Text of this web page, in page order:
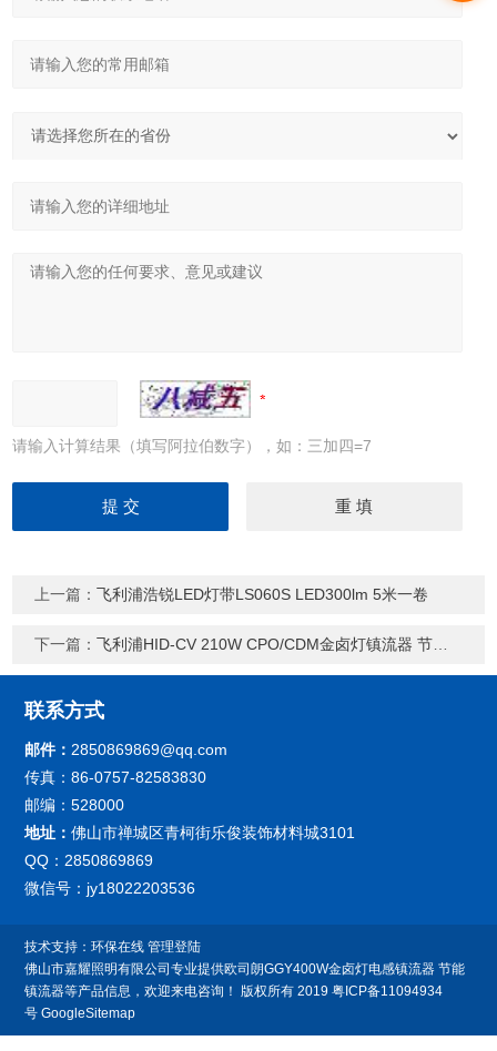
请输入计算结果（填写阿拉伯数字），如：三加四=7
上一篇：飞利浦浩锐LED灯带LS060S LED300lm 5米一卷
下一篇：飞利浦HID-CV 210W CPO/CDM金卤灯镇流器 节能镇流器
联系方式
邮件： 2850869869@qq.com
传真：86-0757-82583830
邮编：528000
地址：佛山市禅城区青柯街乐俊装饰材料城3101
QQ：2850869869
微信号：jy18022203536
技术支持：环保在线 管理登陆
佛山市嘉耀照明有限公司专业提供欧司朗GGY400W金卤灯电感镇流器 节能
镇流器等产品信息，欢迎来电咨询！ 版权所有 2019粤ICP备11094934
号 GoogleSitemap